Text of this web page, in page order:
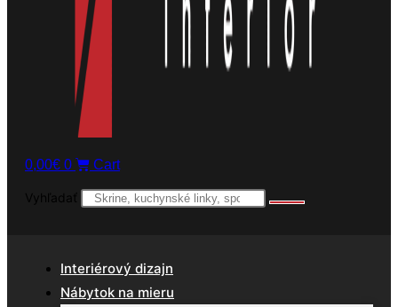
0,00€ 0 Cart
Vyhľadať
Interiérový dizajn
Nábytok na mieru